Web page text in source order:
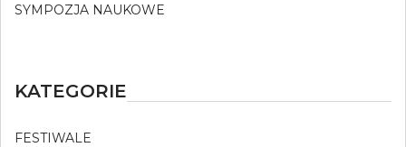
SYMPOZJA NAUKOWE
KATEGORIE
FESTIWALE